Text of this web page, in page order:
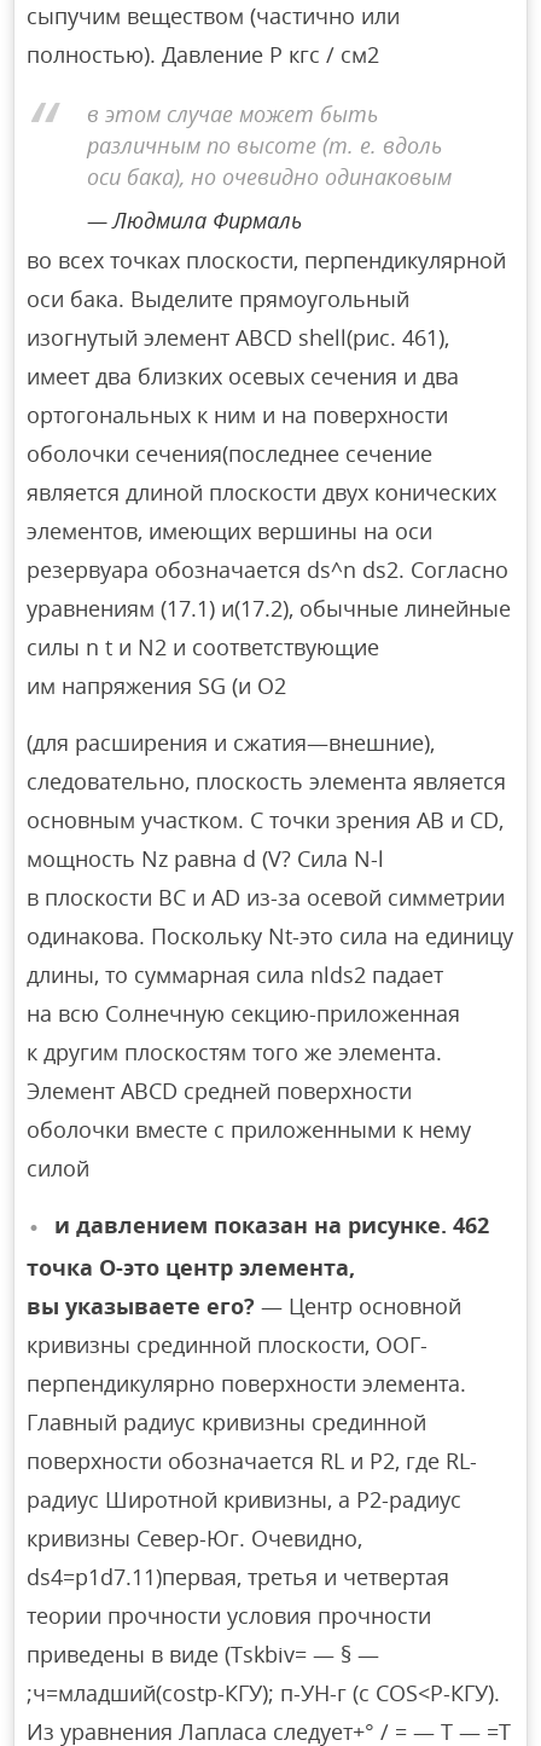
сыпучим веществом (частично или
полностью). Давление Р кгс / см2
в этом случае может быть
различным по высоте (т. е. вдоль
оси бака), но очевидно одинаковым
Людмила Фирмаль
во всех точках плоскости, перпендикулярной
оси бака. Выделите прямоугольный
изогнутый элемент ABCD shell(рис. 461),
имеет два близких осевых сечения и два
ортогональных к ним и на поверхности
оболочки сечения(последнее сечение
является длиной плоскости двух конических
элементов, имеющих вершины на оси
резервуара обозначается ds^n ds2. Согласно
уравнениям (17.1) и(17.2), обычные линейные
силы n t и N2 и соответствующие
им напряжения SG (и O2
(для расширения и сжатия—внешние),
следовательно, плоскость элемента является
основным участком. С точки зрения AB и CD,
мощность Nz равна d (V? Сила N-l
в плоскости BC и AD из-за осевой симметрии
одинакова. Поскольку Nt-это сила на единицу
длины, то суммарная сила nlds2 падает
на всю Солнечную секцию-приложенная
к другим плоскостям того же элемента.
Элемент ABCD средней поверхности
оболочки вместе с приложенными к нему
силой
и давлением показан на рисунке. 462
точка O-это центр элемента,
вы указываете его? — Центр основной
кривизны срединной плоскости, ООГ-
перпендикулярно поверхности элемента.
Главный радиус кривизны срединной
поверхности обозначается RL и P2, где RL-
радиус Широтной кривизны, а P2-радиус
кривизны Север-Юг. Очевидно,
ds4=p1d7.11)первая, третья и четвертая
теории прочности условия прочности
приведены в виде (Tskbiv= — § —
;ч=младший(costp-КГУ); п-УН-г (с COS<Р-КГУ).
Из уравнения Лапласа следует+° / = — T — =T